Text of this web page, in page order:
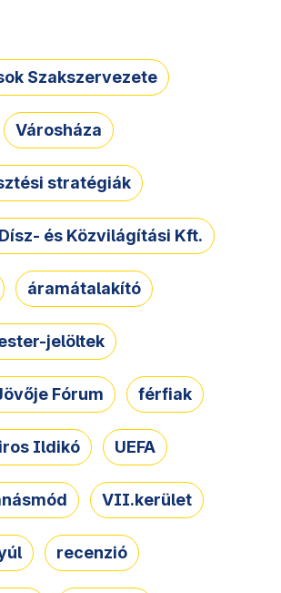
Szakszervezete
Városháza
stratégiák
és Közvilágítási Kft.
áramátalakító
jelöltek
Fórum férfiak
Ildikó UEFA
VII.kerület
recenzió